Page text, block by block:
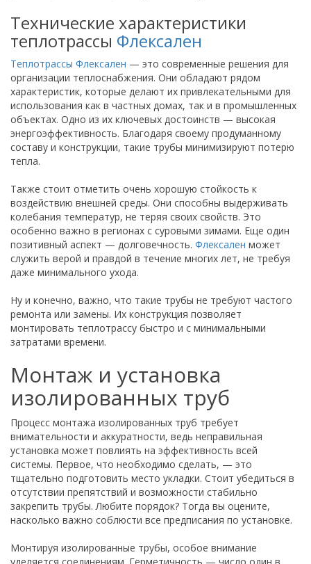
Технические характеристики
теплотрассы Флексален
Теплотрассы Флексален — это современные решения для
организации теплоснабжения. Они обладают рядом
характеристик, которые делают их привлекательными для
использования как в частных домах, так и в промышленных
объектах. Одно из их ключевых достоинств — высокая
энергоэффективность. Благодаря своему продуманному
составу и конструкции, такие трубы минимизируют потерю
тепла.
Также стоит отметить очень хорошую стойкость к
воздействию внешней среды. Они способны выдерживать
колебания температур, не теряя своих свойств. Это
особенно важно в регионах с суровыми зимами. Еще один
позитивный аспект — долговечность. Флексален может
служить верой и правдой в течение многих лет, не требуя
даже минимального ухода.
Ну и конечно, важно, что такие трубы не требуют частого
ремонта или замены. Их конструкция позволяет
монтировать теплотрассу быстро и с минимальными
затратами времени.
Монтаж и установка
изолированных труб
Процесс монтажа изолированных труб требует
внимательности и аккуратности, ведь неправильная
установка может повлиять на эффективность всей
системы. Первое, что необходимо сделать, — это
тщательно подготовить место укладки. Стоит убедиться в
отсутствии препятствий и возможности стабильно
закрепить трубы. Любите порядок? Тогда вы оцените,
насколько важно соблюсти все предписания по установке.
Монтируя изолированные трубы, особое внимание